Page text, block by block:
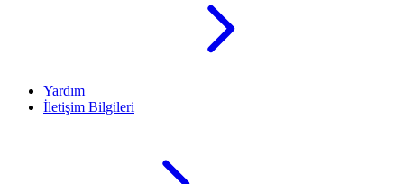
Yardım
İletişim Bilgileri